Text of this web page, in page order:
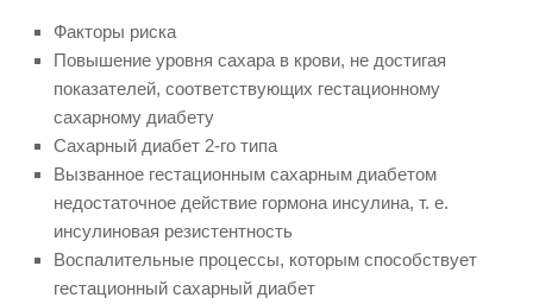
Факторы риска
Повышение уровня сахара в крови, не достигая
показателей, соответствующих гестационному
сахарному диабету
Сахарный диабет 2-го типа
Вызванное гестационным сахарным диабетом
недостаточное действие гормона инсулина, т. е.
инсулиновая резистентность
Воспалительные процессы, которым способствует
гестационный сахарный диабет